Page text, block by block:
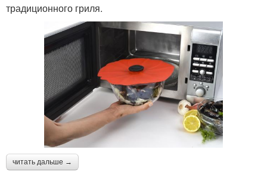
традиционного гриля.
читать дальше →